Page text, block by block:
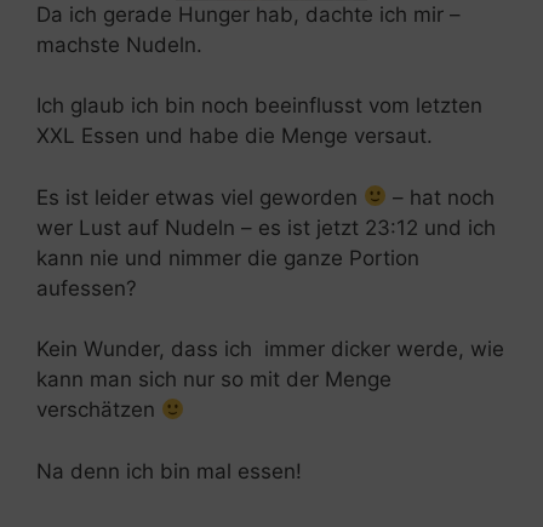
Da ich gerade Hunger hab, dachte ich mir –
machste Nudeln.
Ich glaub ich bin noch beeinflusst vom letzten
XXL Essen und habe die Menge versaut.
Es ist leider etwas viel geworden
– hat noch
wer Lust auf Nudeln – es ist jetzt 23:12 und ich
kann nie und nimmer die ganze Portion
aufessen?
Kein Wunder, dass ich immer dicker werde, wie
kann man sich nur so mit der Menge
verschätzen
Na denn ich bin mal essen!